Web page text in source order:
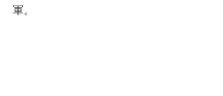
軍。